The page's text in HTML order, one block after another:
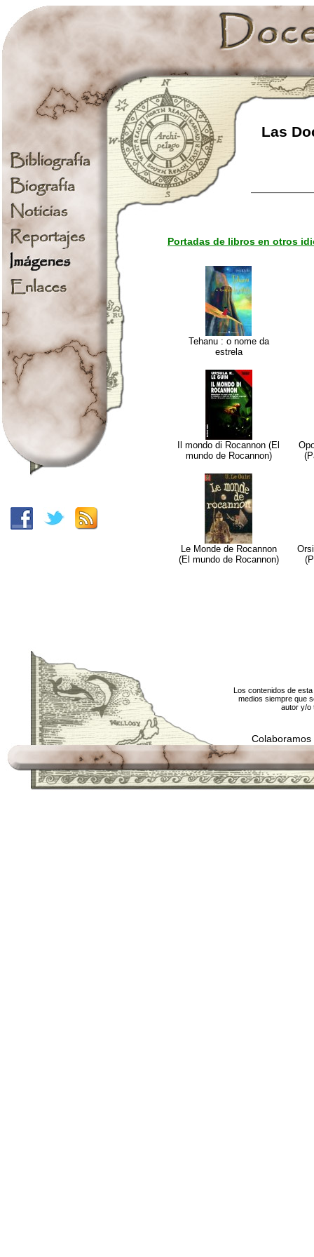
Las
Portadas de libros en otros
Tehanu : o nome da
estrela
Il mondo di Rocannon (El
mundo de Rocannon)
Le Monde de Rocannon
(El mundo de Rocannon)
Los contenidos de
medios siempre que
autor y/o